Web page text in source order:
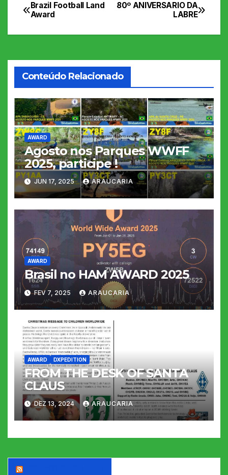
Navegação
de
80º ANIVERSARIO DA
LABRE‏
Brazil Football Land
Award
Conteúdo Relacionado
AWARD
Agosto nos Parques WWFF
2025, participe !
JUN 17, 2025 ARAUCARIA
AWARD
Brasil no HAM AWARD 2025
FEV 7, 2025 ARAUCARIA
AWARD DXPEDITION
FROM THE DESK OF SANTA
CLAUS
DEZ 13, 2024 ARAUCARIA